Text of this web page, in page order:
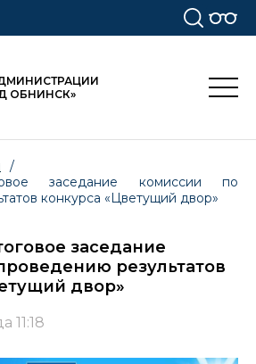
ОБНИНСК»
/
заседание комиссии по
конкурса «Цветущий двор»
заседание
результатов
двор»
11:18